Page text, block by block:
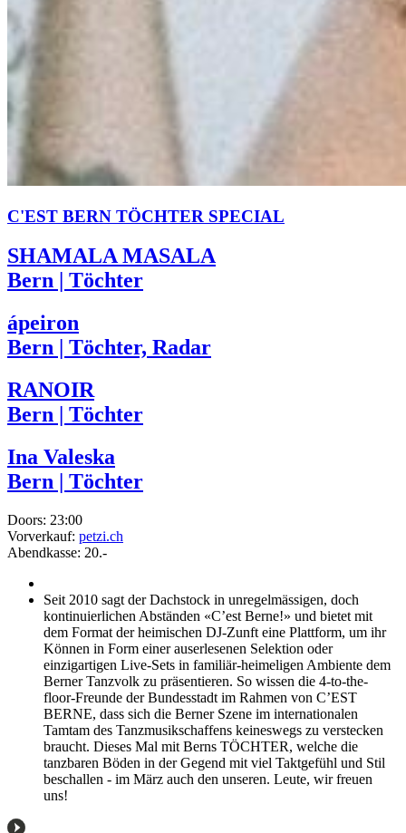
C'EST BERN TÖCHTER SPECIAL
SHAMALA MASALA
Bern | Töchter
ápeiron
Bern | Töchter, Radar
RANOIR
Bern | Töchter
Ina Valeska
Bern | Töchter
Doors: 23:00
Vorverkauf: petzi.ch
Abendkasse: 20.-
Seit 2010 sagt der Dachstock in unregelmässigen, doch
kontinuierlichen Abständen «C’est Berne!» und bietet mit
dem Format der heimischen DJ-Zunft eine Plattform, um ihr
Können in Form einer auserlesenen Selektion oder
einzigartigen Live-Sets in familiär-heimeligen Ambiente dem
Berner Tanzvolk zu präsentieren. So wissen die 4-to-the-
floor-Freunde der Bundesstadt im Rahmen von C’EST
BERNE, dass sich die Berner Szene im internationalen
Tamtam des Tanzmusikschaffens keineswegs zu verstecken
braucht. Dieses Mal mit Berns TÖCHTER, welche die
tanzbaren Böden in der Gegend mit viel Taktgefühl und Stil
beschallen ‑ im März auch den unseren. Leute, wir freuen
uns!